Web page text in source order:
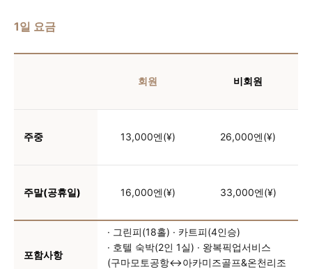
1일 요금
회원 비회원
주중 13,000엔(¥) 26,000엔(¥)
주말(공휴일) 16,000엔(¥) 33,000엔(¥)
포함사항
· 그린피(18홀) · 카트피(4인승)
· 호텔 숙박(2인 1실) · 왕복픽업서비스
(구마모토공항↔아카미즈골프&온천리조